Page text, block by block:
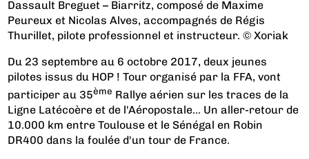
Dassault Breguet – Biarritz, composé de Maxime
Peureux et Nicolas Alves, accompagnés de Régis
Thurillet, pilote professionnel et instructeur. © Xoriak
Du 23 septembre au 6 octobre 2017, deux jeunes
pilotes issus du HOP ! Tour organisé par la FFA, vont
participer au 35ème Rallye aérien sur les traces de la
Ligne Latécoère et de l'Aéropostale... Un aller-retour de
10.000 km entre Toulouse et le Sénégal en Robin
DR400 dans la foulée d'un tour de France.